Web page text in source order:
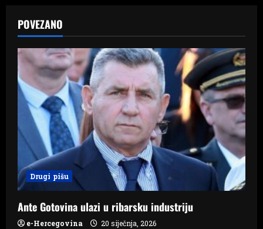
a
v
i
g
t
i
o
n
POVEZANO
Drugi pišu
Ante Gotovina ulazi u ribarsku industriju
e-Hercegovina 20 siječnja, 2026